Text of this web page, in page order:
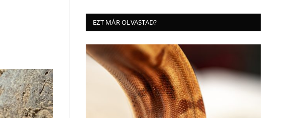
EZT MÁR OLVASTAD?